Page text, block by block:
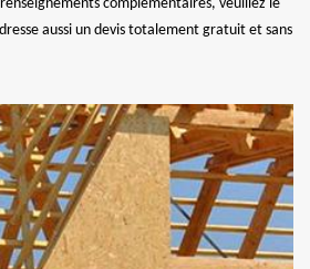
complémentaires, veuillez le
aussi un devis totalement gratuit et sans